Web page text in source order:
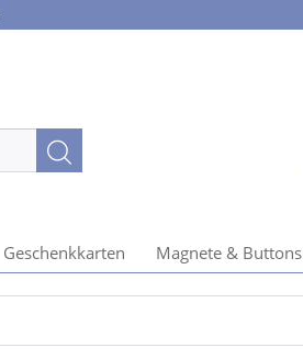
Geschenkkarten Magnete & Buttons